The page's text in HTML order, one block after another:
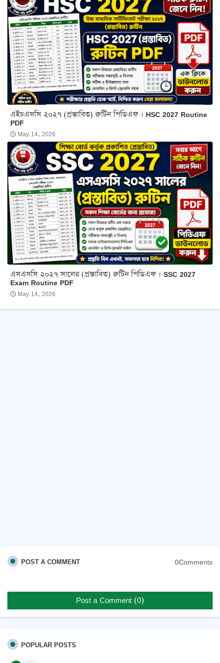
এইচএসসি ২০২৭ (প্রস্তাবিত) রুটিন পিডিএফ । HSC 2027 Routine
PDF
May 14, 2026
এসএসসি ২০২৭ সালের (প্রস্তাবিত) রুটিন পিডিএফ । SSC 2027
Exam Routine PDF
May 14, 2026
POST A COMMENT 0Comments
Post a Comment (0)
POPULAR POSTS